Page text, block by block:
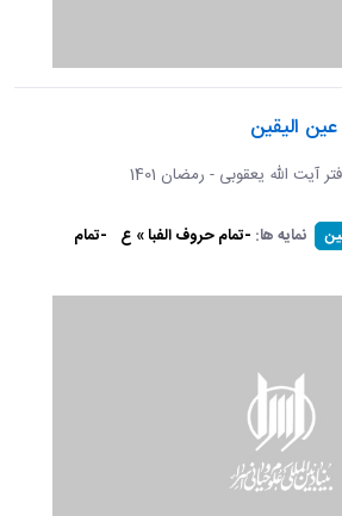
الیقین
آیت الله یعقوبی - رمضان 1401
نمایه ها: -تمام حروف الفبا » ع -تمام